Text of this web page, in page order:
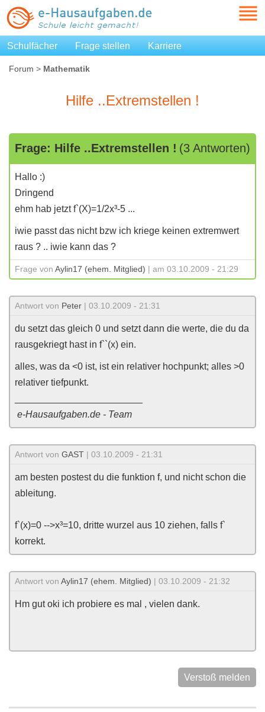
Schulfächer Frage stellen Karriere
Forum > Mathematik
Hilfe ..Extremstellen !
Frage: Hilfe ..Extremstellen ! (3 Antworten)
Hallo :)
Dringend
ehm hab jetzt f`(X)=1/2x³-5 ...
iwie passt das nicht bzw ich kriege keinen extremwert
raus ? .. iwie kann das ?
Frage von Aylin17 (ehem. Mitglied) | am 03.10.2009 - 21:29
Antwort von Peter | 03.10.2009 - 21:31
du setzt das gleich 0 und setzt dann die werte, die du da
rausgekriegt hast in f``(x) ein.
alles, was da <0 ist, ist ein relativer hochpunkt; alles >0
relativer tiefpunkt.
e-Hausaufgaben.de - Team
Antwort von GAST | 03.10.2009 - 21:31
am besten postest du die funktion f, und nicht schon die
ableitung.
f`(x)=0 -->x³=10, dritte wurzel aus 10 ziehen, falls f`
korrekt.
Antwort von Aylin17 (ehem. Mitglied) | 03.10.2009 - 21:32
Hm gut oki ich probiere es mal , vielen dank.
Verstoß melden